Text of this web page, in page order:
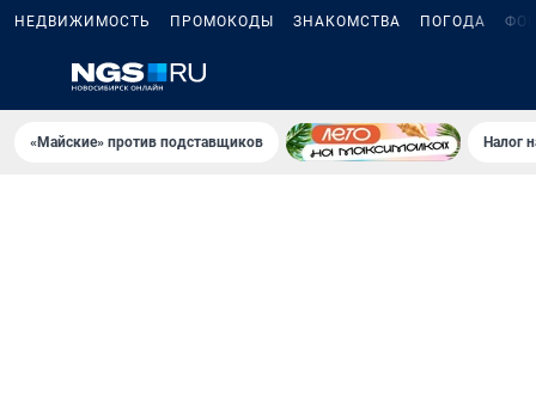
НЕДВИЖИМОСТЬ ПРОМОКОДЫ ЗНАКОМСТВА ПОГОДА
«Майские» против подставщиков Налог